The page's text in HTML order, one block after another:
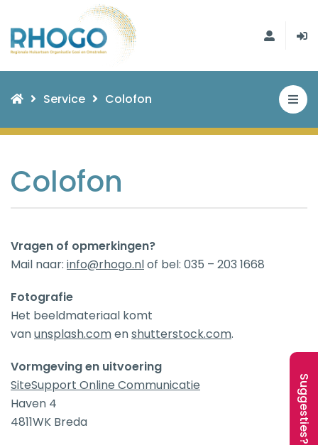
Service Colofon
Colofon
Vragen of opmerkingen?
Mail naar: info@rhogo.nlof bel: 035 – 203 1668
Fotografie
Het beeldmateriaal komt
vanunsplash.comenshutterstock.com.
Vormgeving en uitvoering
SiteSupport Online Communicatie
Haven 4
4811WK Breda
Suggesties?